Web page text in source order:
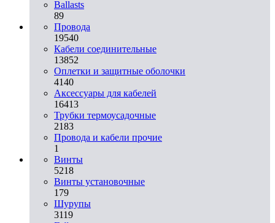
Ballasts
89
Провода
19540
Кабели соединительные
13852
Оплетки и защитные оболочки
4140
Аксессуары для кабелей
16413
Трубки термоусадочные
2183
Провода и кабели прочие
1
Винты
5218
Винты установочные
179
Шурупы
3119